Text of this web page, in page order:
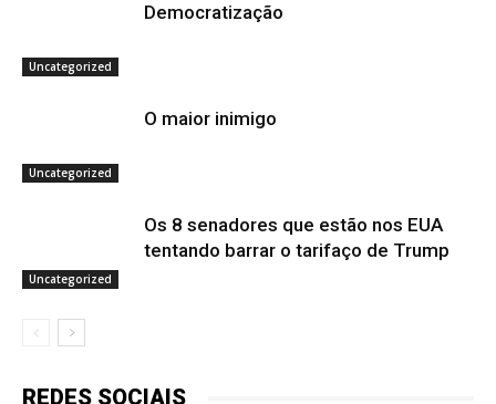
Uncategorized
Democratização
Uncategorized
O maior inimigo
Uncategorized
Os 8 senadores que estão nos EUA
tentando barrar o tarifaço de Trump
REDES SOCIAIS